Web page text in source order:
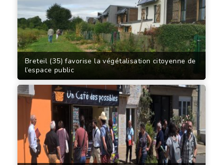
Breteil (35) favorise la végétalisation citoyenne de
l’espace public